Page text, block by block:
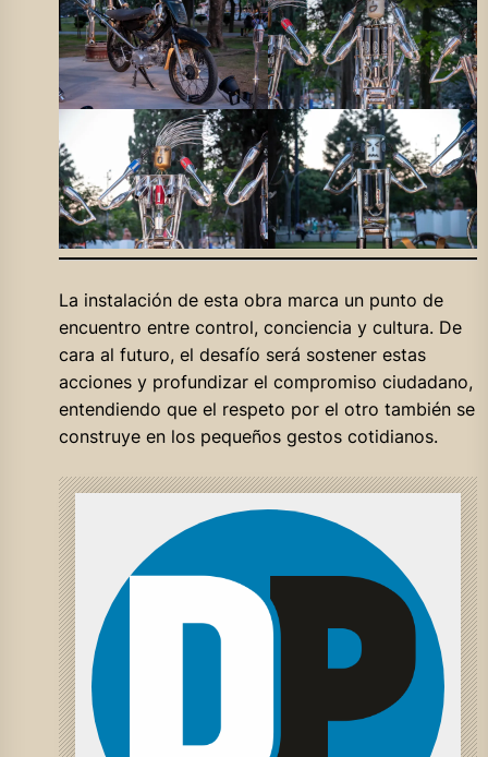
La instalación de esta obra marca un punto de
encuentro entre control, conciencia y cultura. De
cara al futuro, el desafío será sostener estas
acciones y profundizar el compromiso ciudadano,
entendiendo que el respeto por el otro también se
construye en los pequeños gestos cotidianos.